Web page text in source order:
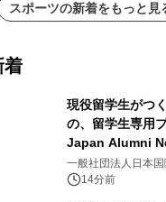
スポーツの新着をもっと見
着
現役留学生がつ
の、留学生専用
Japan Alumni
をリリース
一般社団法人日本
14分前